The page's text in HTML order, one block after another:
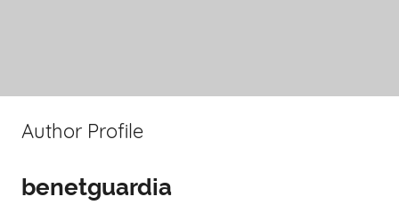
Author Profile
benetguardia